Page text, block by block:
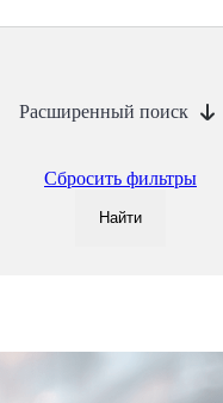
Расширенный поиск
Сбросить фильтры
Найти